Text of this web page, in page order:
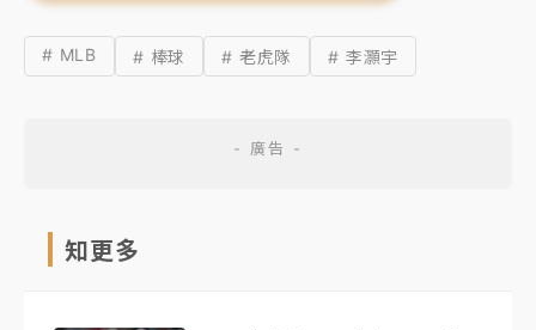
# MLB # 棒球 # 老虎隊 # 李灝宇
知更多